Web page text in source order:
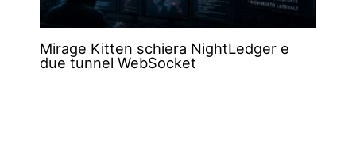
Mirage Kitten schiera NightLedger e
due tunnel WebSocket